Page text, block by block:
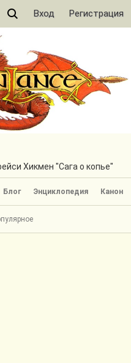
Вход Регистрация
Хикмен "Сага о копье"
Блог Энциклопедия Канон